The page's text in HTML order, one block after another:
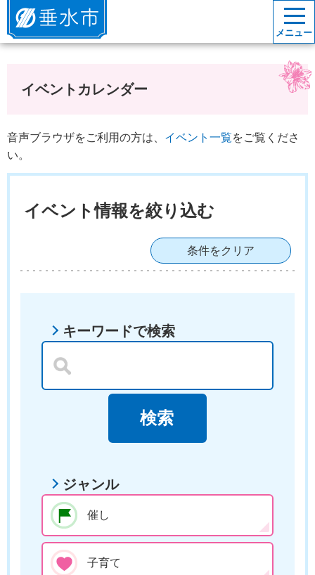
垂水市
メニュー
イベントカレンダー
音声ブラウザをご利用の方は、 イベント一覧をご覧くださ
い。
イベント情報を絞り込む
条件をクリア
キーワードで検索
ジャンル
催し
子育て